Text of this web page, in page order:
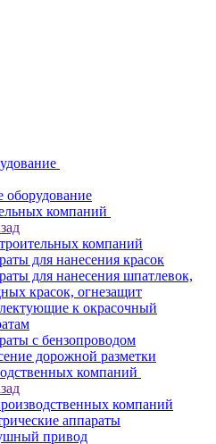
оборудование
компаний
компаний
для нанесения красок
для нанесения шпатлевок,
красок, огнезащит
к окрасочный
с бензопроводом
дорожной разметки
компаний
компаний
аппараты
привод